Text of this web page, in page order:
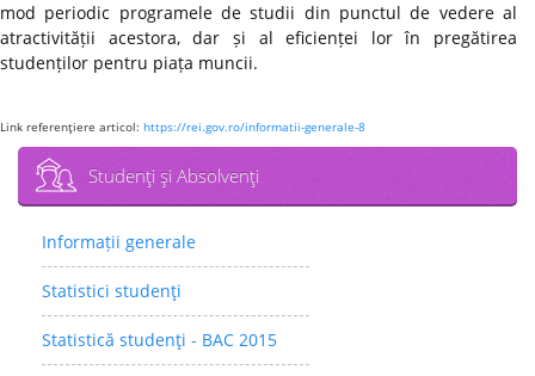
mod periodic programele de studii din punctul de vedere al
atractivității acestora, dar și al eficienței lor în pregătirea
studenților pentru piața muncii.
Link referenţiere articol: https://rei.gov.ro/informatii-generale-8
Studenţi şi Absolvenţi
Informații generale
Statistici studenţi
Statistică studenţi - BAC 2015